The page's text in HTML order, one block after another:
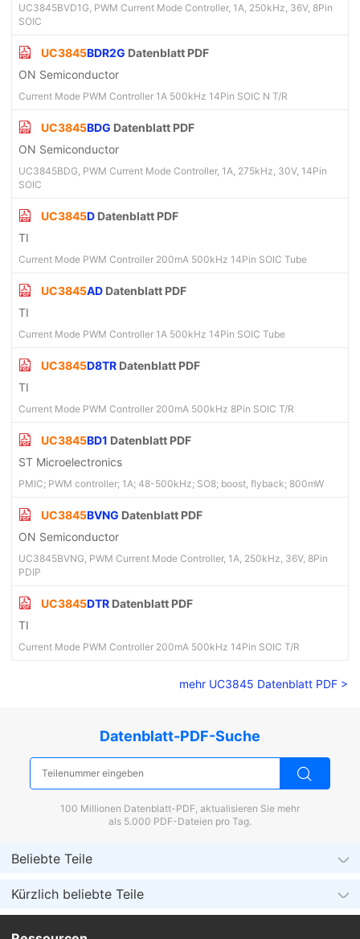
UC3845BVD1G, PWM Current Mode Controller, 1A, 250kHz, 36V, 8Pin
SOIC
UC3845BDR2G Datenblatt PDF
ON Semiconductor
Current Mode PWM Controller 1A 500kHz 14Pin SOIC N T/R
UC3845BDG Datenblatt PDF
ON Semiconductor
UC3845BDG, PWM Current Mode Controller, 1A, 275kHz, 30V, 14Pin
SOIC
UC3845D Datenblatt PDF
TI
Current Mode PWM Controller 200mA 500kHz 14Pin SOIC Tube
UC3845AD Datenblatt PDF
TI
Current Mode PWM Controller 1A 500kHz 14Pin SOIC Tube
UC3845D8TR Datenblatt PDF
TI
Current Mode PWM Controller 200mA 500kHz 8Pin SOIC T/R
UC3845BD1 Datenblatt PDF
ST Microelectronics
PMIC; PWM controller; 1A; 48-500kHz; SO8; boost, flyback; 800mW
UC3845BVNG Datenblatt PDF
ON Semiconductor
UC3845BVNG, PWM Current Mode Controller, 1A, 250kHz, 36V, 8Pin
PDIP
UC3845DTR Datenblatt PDF
TI
Current Mode PWM Controller 200mA 500kHz 14Pin SOIC T/R
mehr UC3845 Datenblatt PDF >
Datenblatt-PDF-Suche
100 Millionen Datenblatt-PDF, aktualisieren Sie mehr
als 5.000 PDF-Dateien pro Tag.
Beliebte Teile
Kürzlich beliebte Teile